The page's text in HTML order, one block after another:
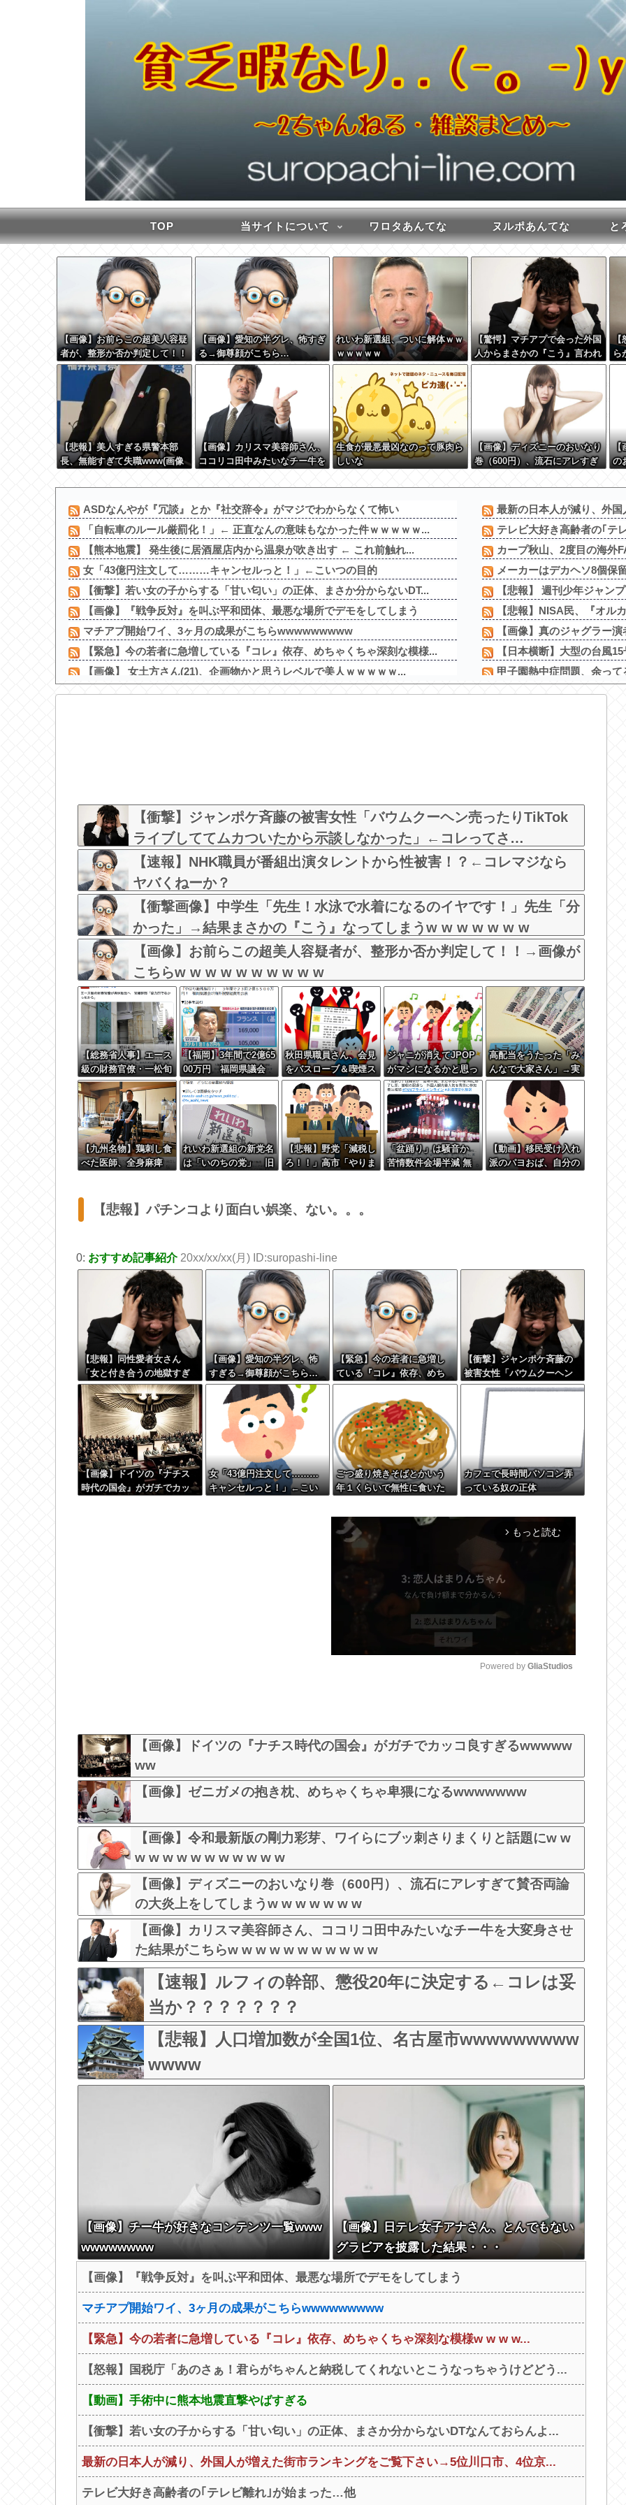
TOP 当サイトについて ワロタあんてな ヌルポあんてな と
【画像】お前らこの超美人容疑
者が、整形か否か判定して！！
→画像がこちらw w w w w w
w w w w
【画像】愛知の半グレ、怖すぎ
る→御尊顔がこちら…
れいわ新選組、ついに解体ｗｗ
ｗｗｗｗｗ
【驚愕】マチアプで会った外国
人からまさかの『こう』言われ
たんやがこれワイ詰み
か？？？？？？？
【
ら
と
【悲報】美人すぎる県警本部
長、無能すぎて失職www(画像
【画像】カリスマ美容師さん、
ココリコ田中みたいなチー牛を
w w w w w w w w w
生食が最悪最凶なのって豚肉ら
しいな
【画像】ディズニーのおいなり
巻（600円）、流石にアレすぎ
うw w w w w w w
【
の
w
ASDなんやが『冗談』とか『社交辞令』がマジでわからなくて怖い
「自転車のルール厳罰化！」← 正直なんの意味もなかった件ｗｗｗｗｗ...
【熊本地震】 発生後に居酒屋店内から温泉が吹き出す ← これ前触れ...
女「43億円注文して………キャンセルっと！」←こいつの目的
【衝撃】若い女の子からする「甘い匂い」の正体、まさか分からないDT...
【画像】『戦争反対』を叫ぶ平和団体、最悪な場所でデモをしてしまう
マチアプ開始ワイ、3ヶ月の成果がこちらwwwwwwwww
【緊急】今の若者に急増している『コレ』依存、めちゃくちゃ深刻な模様...
【画像】 女土方さん(21)、企画物かと思うレベルで美人ｗｗｗｗｗ...
台湾の女の子に名前と住所聞かれたから教えたらこうなるｗｗｗｗ
【ﾒﾛﾒﾛ】杉山結菜ちゃんとスイカwww
最新の日本人が減り、外
テレビ大好き高齢者の｢テ
カープ秋山、2度目の海外
メーカーはデカヘソ8個保
【悲報】 週刊少年ジャン
【悲報】NISA民、『オル
【画像】真のジャグラー
【日本横断】大型の台風
甲子園熱中症問題、余っ
デスノートの主人公がお
【衝撃】ジャンポケ斉藤の被害女性「バウムクーヘン売ったりTikTok
ライブしててムカついたから示談しなかった」←コレってさ…
【速報】NHK職員が番組出演タレントから性被害！？←コレマジなら
ヤバくねーか？
【衝撃画像】中学生「先生！水泳で水着になるのイヤです！」先生「分
かった」→結果まさかの『こう』なってしまうw w w w w w w
【画像】お前らこの超美人容疑者が、整形か否か判定して！！→画像が
こちらw w w w w w w w w w
【総務省人事】エース
級の財務官僚・一松旬
氏が“異例転出”へ 官
邸幹部「協力的でなか
ったから」
【福岡】3年間で2億65
00万円 福岡県議会
「海外視察費」公表
秋田県職員さん、会見
をバスローブ＆喫煙ス
タイルで対応してしま
い大炎上ｗ
ジャニが消えてJPOP
がマシになるかと思っ
たら相変わらずお遊戯
会やってて笑う
高配当をうたった「み
んなで大家さん」→実
態は2881億円の債務超
【九州名物】鶏刺し食
べた医師、全身麻痺
れいわ新選組の新党名
は「いのちの党」 旧
【悲報】野党「減税し
ろ！！」高市「やりま
うする????」
「盆踊り」は騒音か
苦情数件会場半減 無
【動画】移民受け入れ
派のパヨおば、自分の
【悲報】パチンコより面白い娯楽、ない。。。
0: おすすめ記事紹介20xx/xx/xx(月) ID:suropashi-line
【悲報】同性愛者女さん
「女と付き合うの地獄すぎ
る、男はどうやって耐えて
んの？」←コレは同意せざ
るおえないと話題に
【画像】愛知の半グレ、怖
すぎる→御尊顔がこちら…
【緊急】今の若者に急増し
ている『コレ』依存、めち
ゃくちゃ深刻な模様w w w
w w w w w w w
【衝撃】ジャンポケ斉藤の
被害女性「バウムクーヘン
売ったりTikTokライブして
てムカついたから示談しな
かった」←コレってさ…
【画像】ドイツの『ナチス
時代の国会』がガチでカッ
女「43億円注文して………
キャンセルっと！」←こい
ごつ盛り焼きそばとかいう
年１くらいで無性に食いた
ｗ
カフェで長時間パソコン弄
っている奴の正体
t
Powered by GliaStudios
【画像】ドイツの『ナチス時代の国会』がガチでカッコ良すぎるwwwww
ww
【画像】ゼニガメの抱き枕、めちゃくちゃ卑猥になるwwwwwww
【画像】令和最新版の剛力彩芽、ワイらにブッ刺さりまくりと話題にw w
w w w w w w w w w w w
【画像】ディズニーのおいなり巻（600円）、流石にアレすぎて賛否両論
の大炎上をしてしまうw w w w w w w
【画像】カリスマ美容師さん、ココリコ田中みたいなチー牛を大変身させ
た結果がこちらw w w w w w w w w w w
【速報】ルフィの幹部、懲役20年に決定する←コレは妥
当か？？？？？？？
【悲報】人口増加数が全国1位、名古屋市wwwwwwwww
wwww
【画像】チー牛が好きなコンテンツ一覧www
wwwwwwww
【画像】日テレ女子アナさん、とんでもない
グラビアを披露した結果・・・
【画像】『戦争反対』を叫ぶ平和団体、最悪な場所でデモをしてしまう
マチアプ開始ワイ、3ヶ月の成果がこちらwwwwwwwww
【緊急】今の若者に急増している『コレ』依存、めちゃくちゃ深刻な模様w w w w...
【怒報】国税庁「あのさぁ！君らがちゃんと納税してくれないとこうなっちゃうけどどう...
【動画】手術中に熊本地震直撃やばすぎる
【衝撃】若い女の子からする「甘い匂い」の正体、まさか分からないDTなんておらんよ...
最新の日本人が減り、外国人が増えた街市ランキングをご覧下さい→5位川口市、4位京...
テレビ大好き高齢者の｢テレビ離れ｣が始まった…他